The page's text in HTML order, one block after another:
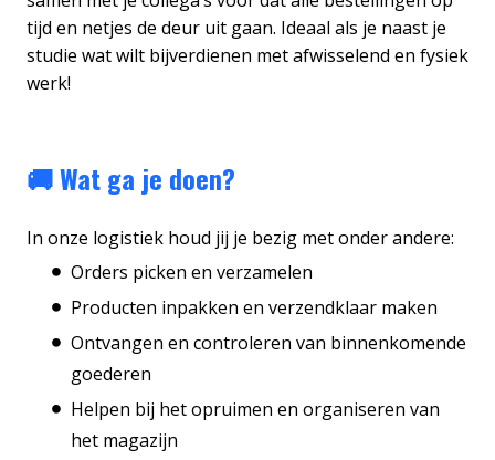
tijd en netjes de deur uit gaan. Ideaal als je naast je
studie wat wilt bijverdienen met afwisselend en fysiek
werk!
🚚 Wat ga je doen?
In onze logistiek houd jij je bezig met onder andere:
Orders picken en verzamelen
Producten inpakken en verzendklaar maken
Ontvangen en controleren van binnenkomende
goederen
Helpen bij het opruimen en organiseren van
het magazijn